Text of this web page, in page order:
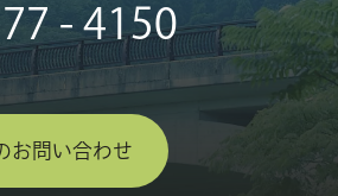
- 4150
お問い合わせ